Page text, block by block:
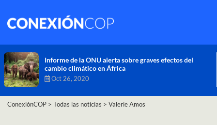
Comisión de Alto Nivel de Cambio Climático aprueba
nueva ambición climática del Perú
Dic 16, 2020
ConexiónCOP > Todas las noticias > Valerie Amos